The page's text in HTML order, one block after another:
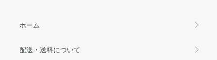
ホーム
配送・送料について